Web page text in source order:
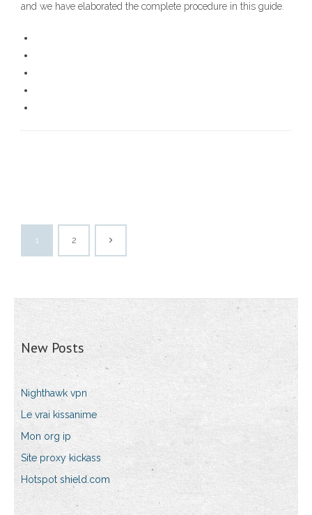
and we have elaborated the complete procedure in this guide.
1 2
New Posts
Nighthawk vpn
Le vrai kissanime
Mon org ip
Site proxy kickass
Hotspot shield.com